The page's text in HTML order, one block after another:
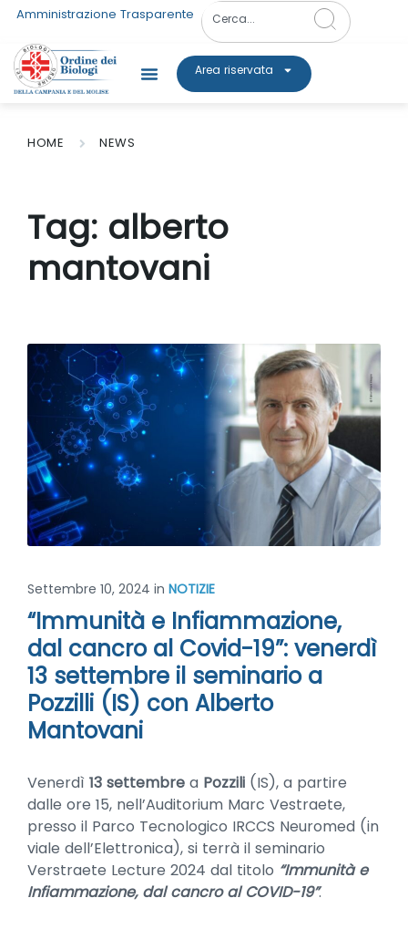
Amministrazione Trasparente
Area riservata
HOME NEWS
Tag: alberto
mantovani
Settembre 10, 2024 in NOTIZIE
“Immunità e Infiammazione,
dal cancro al Covid-19”: venerdì
13 settembre il seminario a
Pozzilli (IS) con Alberto
Mantovani
Venerdì 13 settembre a Pozzili (IS), a partire
dalle ore 15, nell’Auditorium Marc Vestraete,
presso il Parco Tecnologico IRCCS Neuromed (in
viale dell’Elettronica), si terrà il seminario
Verstraete Lecture 2024 dal titolo “Immunità e
Infiammazione, dal cancro al COVID-19”.